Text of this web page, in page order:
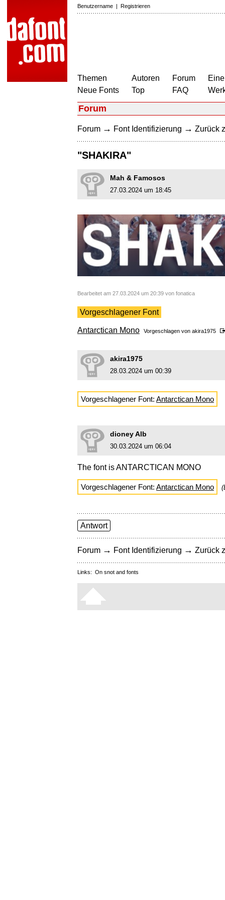
Benutzername | Registrieren
Themen
Neue Fonts
Autoren
Top
Forum
FAQ
Forum
Forum → Font Identifizierung → Zurück
"SHAKIRA"
Mah & Famosos
27.03.2024 um 18:45
Bearbeitet am 27.03.2024 um 20:39 von fonatica
Vorgeschlagener Font
Antarctican Mono Vorgeschlagen von akira1975
akira1975
28.03.2024 um 00:39
Vorgeschlagener Font: Antarctican Mono
dioney Alb
30.03.2024 um 06:04
The font is ANTARCTICAN MONO
Vorgeschlagener Font: Antarctican Mono
Antwort
Forum → Font Identifizierung → Zurück
Links: On snot and fonts